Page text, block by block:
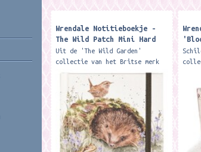
Wrendale Notitieboekje -
The Wild Patch Mini Hard
Notebook
Uit de 'The Wild Garden'
collectie van het Britse merk
Wrendale designs is dit leuke
notitieboekje. Een tijdloze
must-have voor je...
cm,